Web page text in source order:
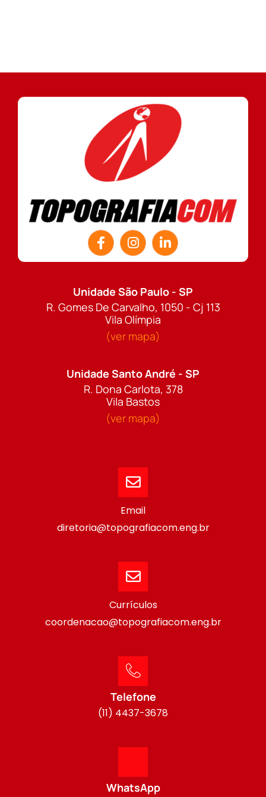
Unidade São Paulo - SP
R. Gomes De Carvalho, 1050 - Cj 113
Vila Olímpia
(ver mapa)
Unidade Santo André - SP
R. Dona Carlota, 378
Vila Bastos
(ver mapa)
Email
diretoria@topografiacom.eng.br
Currículos
coordenacao@topografiacom.eng.br
Telefone
(11) 4437-3678
WhatsApp